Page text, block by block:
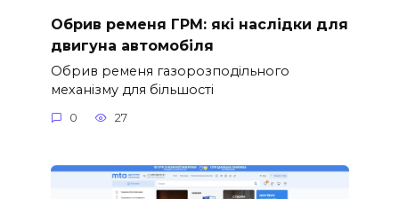
Обрив ременя ГРМ: які наслідки для
двигуна автомобіля
Обрив ременя газорозподільного
механізму для більшості
0 27